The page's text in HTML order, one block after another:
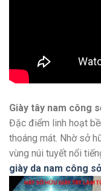
Giày tây nam công
Đặc điểm linh hoạt
thoáng mát. Nhờ sở
vùng núi tuyết nổi
giày da nam công sở